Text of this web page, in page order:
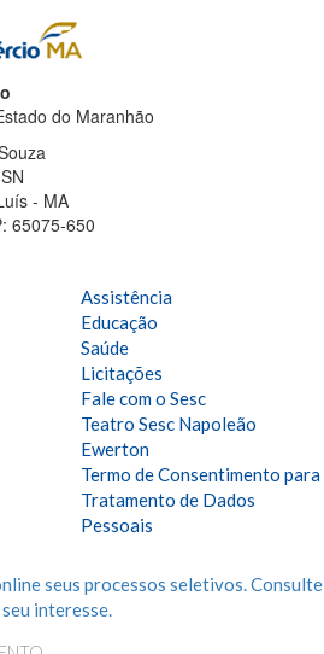
do Maranhão
- MA
65075-650
Assistência
Educação
Saúde
Licitações
Fale com o Sesc
Teatro Sesc Napoleão
Ewerton
Termo de Consentimento para
Tratamento de Dados
Pessoais
seus processos seletivos. Consulte
interesse.